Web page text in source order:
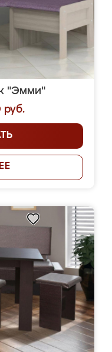
"Эмми"
руб.